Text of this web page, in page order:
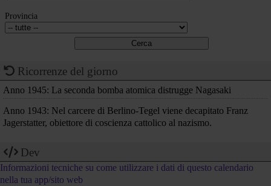
Provincia
Ricorrenze del giorno
Anno 1945: La seconda bomba atomica distrugge Nagasaki
Anno 1943: Nel carcere di Berlino-Tegel viene decapitato Franz
Jagerstatter, obiettore di coscienza cattolico al nazismo.
Dev
Informazioni tecniche su come utilizzare i dati di questo calendario
nella tua app/sito web